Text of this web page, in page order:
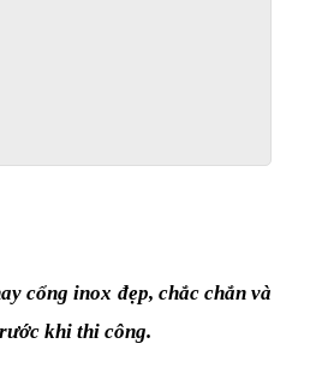
cổng inox đẹp, chắc chắn và
khi thi công.